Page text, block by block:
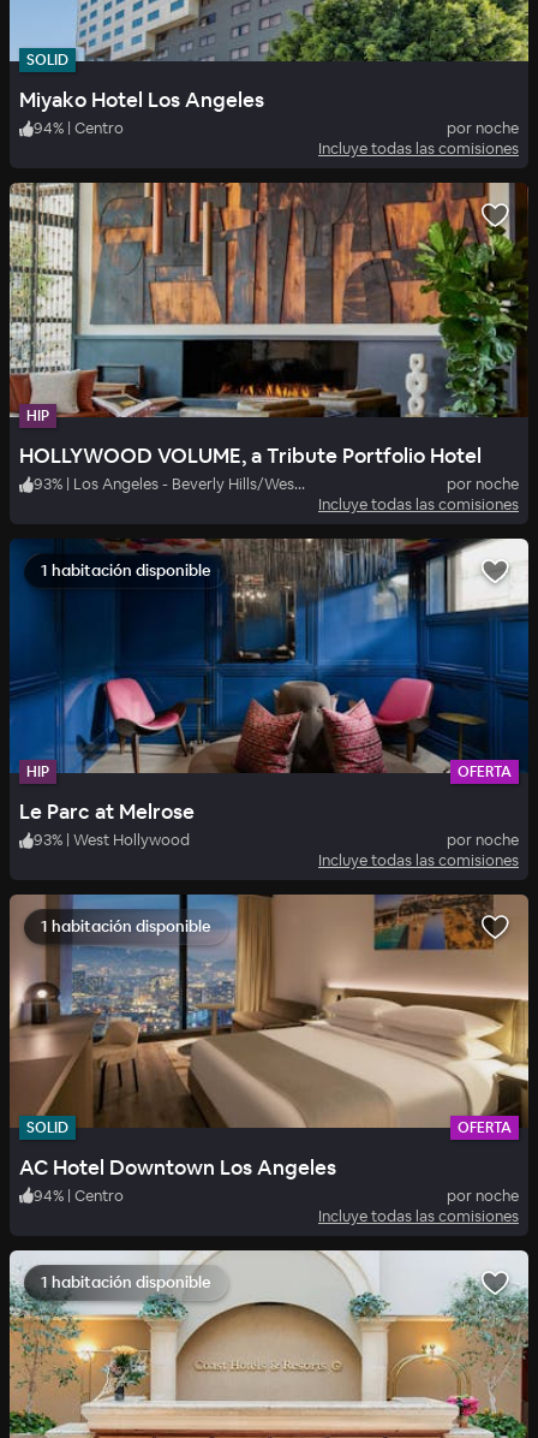
SOLID
Miyako Hotel Los Angeles
94% | Centro
por noche
Incluye todas las comisiones
HIP
HOLLYWOOD VOLUME, a Tribute Portfolio Hotel
93% | Los Angeles - Beverly Hills/West Hollywood
por noche
Incluye todas las comisiones
1 habitación disponible
HIP OFERTA
Le Parc at Melrose
93% | West Hollywood
por noche
Incluye todas las comisiones
1 habitación disponible
SOLID OFERTA
AC Hotel Downtown Los Angeles
94% | Centro
por noche
Incluye todas las comisiones
1 habitación disponible